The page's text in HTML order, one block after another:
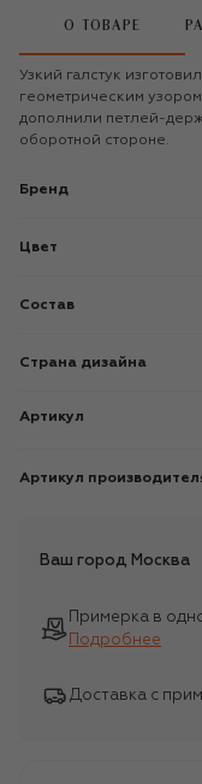
О ТОВАРЕ
Узкий галстук
геометрическим
дополнили петлей-
оборотной стороне.
Бренд
Цвет
Состав
Страна дизайна
Артикул
Артикул
Ваш город Москва
Примерка в
Подробнее
Доставка с